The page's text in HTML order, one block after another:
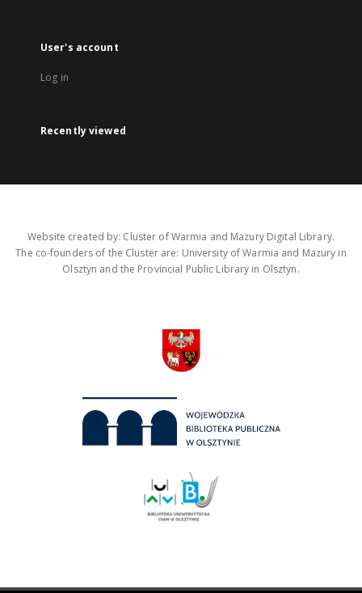
User's account
Log in
Recently viewed
Website created by: Cluster of Warmia and Mazury Digital Library.
The co-founders of the Cluster are: University of Warmia and Mazury in
Olsztyn and the Provincial Public Library in Olsztyn.